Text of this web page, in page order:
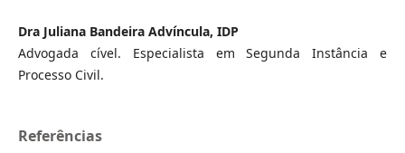
Dra Juliana Bandeira Advíncula, IDP
Advogada cível. Especialista em Segunda Instância e
Processo Civil.
Referências